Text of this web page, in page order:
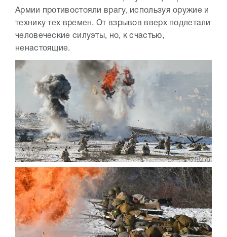
Армии противостояли врагу, используя оружие и
технику тех времен. От взрывов вверх подлетали
человеческие силуэты, но, к счастью,
ненастоящие.